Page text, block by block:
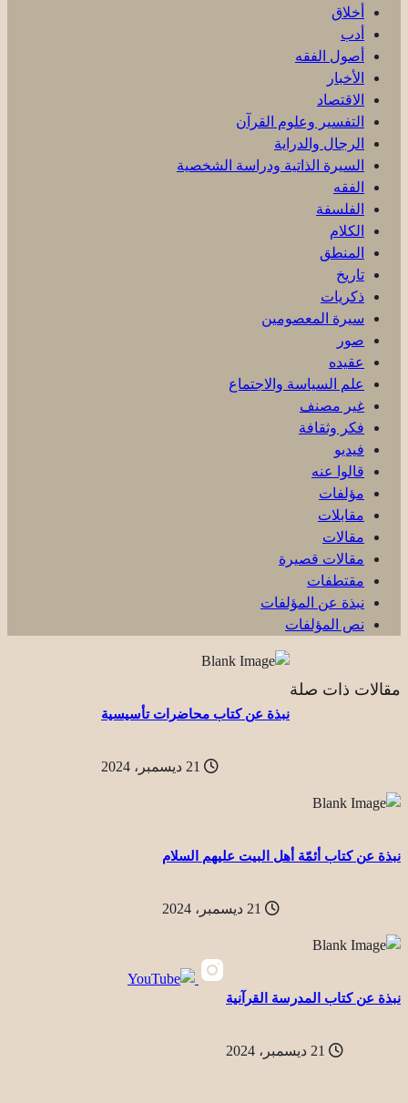
أخلاق
أدب
أصول الفقه
الأخبار
الاقتصاد
التفسير وعلوم القرآن
الرجال والدراية
السيرة الذاتية ودراسة الشخصية
الفقه
الفلسفة
الكلام
المنطق
تاريخ
ذكریات
سيرة المعصومين
صور
عقیده
علم السياسة والاجتماع
غير مصنف
فكر وثقافة
فيديو
قالوا عنه
مؤلفات
مقابلات
مقالات
مقالات قصيرة
مقتطفات
نبذة عن المؤلفات
نص المؤلفات
مقالات ذات صلة
نبذة عن كتاب محاضرات تأسيسية
نبذة عن كتاب أئمّة أهل البيت عليهم السلام
نبذة عن كتاب المدرسة القرآنية